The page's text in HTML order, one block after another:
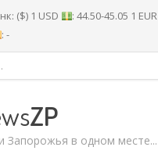
($) 1 USD : 44.50-45.05 1 EUR
: -
ZP
Запорожья в одном месте...